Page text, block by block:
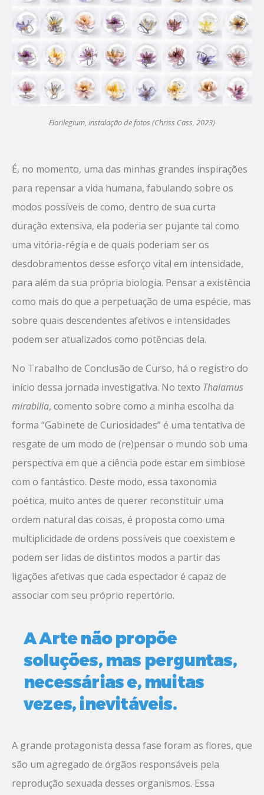
Florilegium, instalação de fotos (Chriss Cass, 2023)
É, no momento, uma das minhas grandes inspirações
para repensar a vida humana, fabulando sobre os
modos possíveis de como, dentro de sua curta
duração extensiva, ela poderia ser pujante tal como
uma vitória-régia e de quais poderiam ser os
desdobramentos desse esforço vital em intensidade,
para além da sua própria biologia. Pensar a existência
como mais do que a perpetuação de uma espécie, mas
sobre quais descendentes afetivos e intensidades
podem ser atualizados como potências dela.
No Trabalho de Conclusão de Curso, há o registro do
início dessa jornada investigativa. No texto Thalamus
mirabilia, comento sobre como a minha escolha da
forma “Gabinete de Curiosidades” é uma tentativa de
resgate de um modo de (re)pensar o mundo sob uma
perspectiva em que a ciência pode estar em simbiose
com o fantástico. Deste modo, essa taxonomia
poética, muito antes de querer reconstituir uma
ordem natural das coisas, é proposta como uma
multiplicidade de ordens possíveis que coexistem e
podem ser lidas de distintos modos a partir das
ligações afetivas que cada espectador é capaz de
associar com seu próprio repertório.
A Arte não propõe
soluções, mas perguntas,
necessárias e, muitas
vezes, inevitáveis.
A grande protagonista dessa fase foram as flores, que
são um agregado de órgãos responsáveis pela
reprodução sexuada desses organismos. Essa